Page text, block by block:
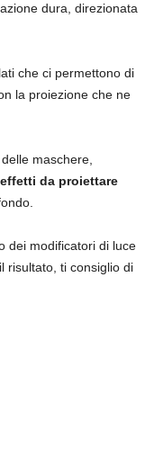
dura, direzionata
che ci permettono di
la proiezione che ne
maschere,
effetti da proiettare
dei modificatori di luce
risultato, ti consiglio di